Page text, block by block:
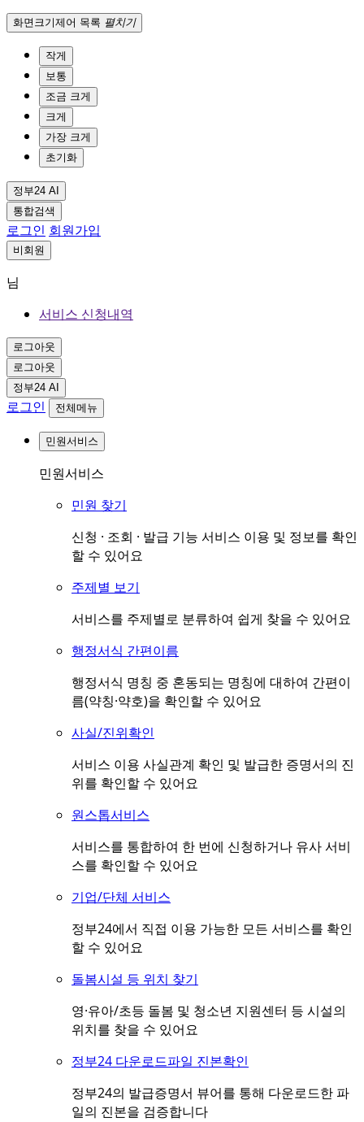
화면크기제어 목록 펼치기
작게
보통
조금 크게
크게
가장 크게
초기화
정부24 AI
통합검색
로그인 회원가입
비회원
님
서비스 신청내역
로그아웃
로그아웃
정부24 AI
로그인 전체메뉴
민원서비스
민원서비스
민원 찾기
신청 · 조회 · 발급 기능 서비스 이용 및 정보를 확인
할 수 있어요
주제별 보기
서비스를 주제별로 분류하여 쉽게 찾을 수 있어요
행정서식 간편이름
행정서식 명칭 중 혼동되는 명칭에 대하여 간편이
름(약칭·약호)을 확인할 수 있어요
사실/진위확인
서비스 이용 사실관계 확인 및 발급한 증명서의 진
위를 확인할 수 있어요
원스톱서비스
서비스를 통합하여 한 번에 신청하거나 유사 서비
스를 확인할 수 있어요
기업/단체 서비스
정부24에서 직접 이용 가능한 모든 서비스를 확인
할 수 있어요
돌봄시설 등 위치 찾기
영·유아/초등 돌봄 및 청소년 지원센터 등 시설의
위치를 찾을 수 있어요
정부24 다운로드파일 진본확인
정부24의 발급증명서 뷰어를 통해 다운로드한 파
일의 진본을 검증합니다